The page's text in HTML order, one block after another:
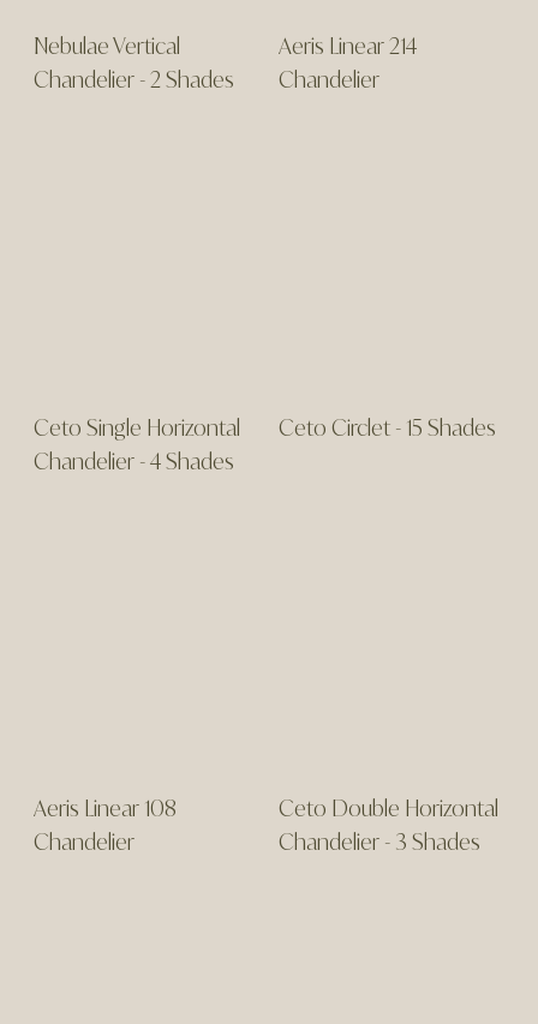
Nebulae Vertical
Chandelier - 2 Shades
Aeris Linear 214
Chandelier
Ceto Single Horizontal
Chandelier - 4 Shades
Ceto Circlet - 15 Shades
Aeris Linear 108
Chandelier
Ceto Double Horizontal
Chandelier - 3 Shades